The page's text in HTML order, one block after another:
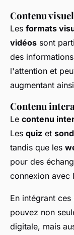
Contenu visuel
Les formats
vidéos sont
des
l'attention et
augmentant
Contenu
Le contenu
Les quiz et
tandis que les
pour des
connexion avec
En intégrant
pouvez non
digitale, mais